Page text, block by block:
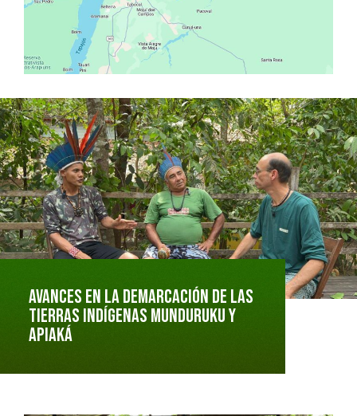
Avances en la demarcación de las
tierras indígenas Munduruku y
Apiaká